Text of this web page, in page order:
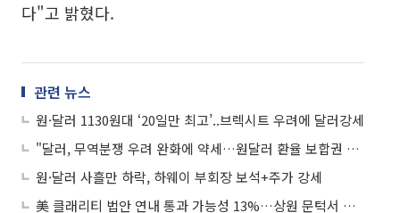
다"고 밝혔다.
관련 뉴스
원·달러 1130원대 ‘20일만 최고’..브렉시트 우려에 달러강세
"달러, 무역분쟁 우려 완화에 약세…원달러 환율 보합권 예상"-키움증권
원·달러 사흘만 하락, 하웨이 부회장 보석+주가 강세
美 클래리티 법안 연내 통과 가능성 13%…상원 문턱서 제동